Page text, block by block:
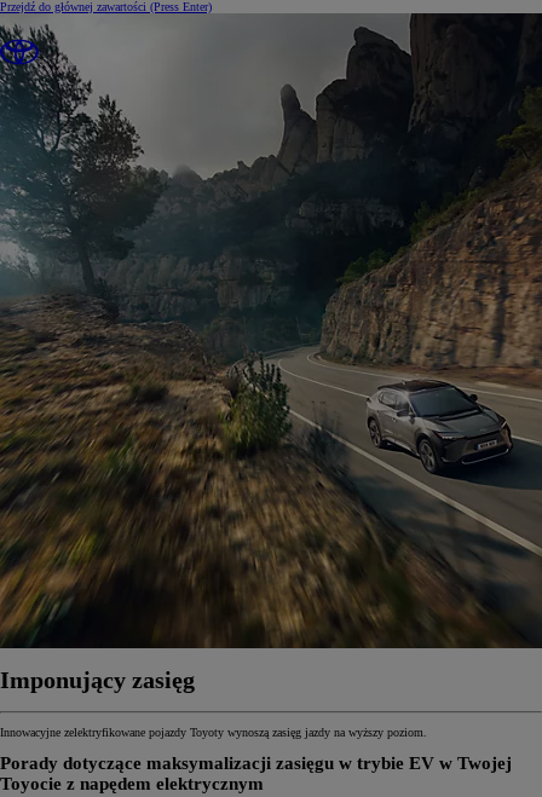
Przejdź do głównej zawartości (Press Enter)
Imponujący zasięg
Innowacyjne zelektryfikowane pojazdy Toyoty wynoszą zasięg jazdy na wyższy poziom.
Porady dotyczące maksymalizacji zasięgu w trybie EV w Twojej
Toyocie z napędem elektrycznym